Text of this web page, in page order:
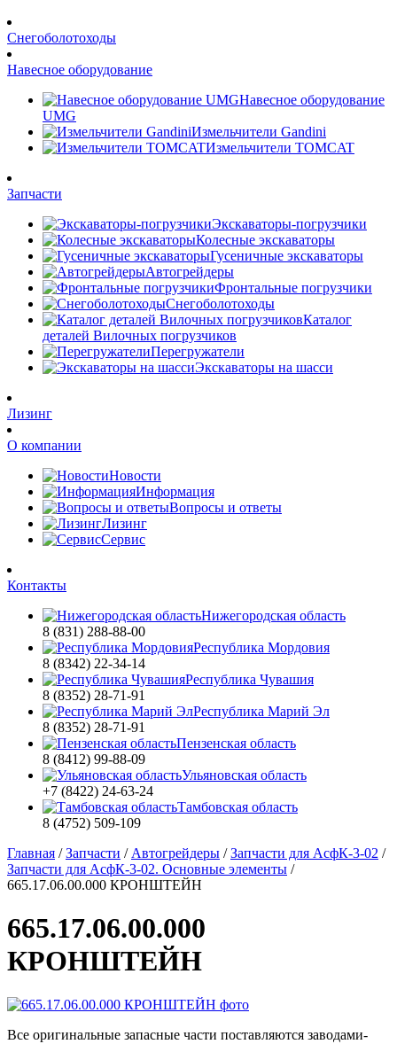
Снегоболотоходы
Навесное оборудование
Навесное оборудование
UMG
Измельчители Gandini
Измельчители TOMCAT
Запчасти
Экскаваторы-погрузчики
Колесные экскаваторы
Гусеничные экскаваторы
Автогрейдеры
Фронтальные погрузчики
Снегоболотоходы
Каталог
деталей Вилочных погрузчиков
Перегружатели
Экскаваторы на шасси
Лизинг
О компании
Новости
Информация
Вопросы и ответы
Лизинг
Сервис
Контакты
Нижегородская область
8 (831) 288-88-00
Республика Мордовия
8 (8342) 22-34-14
Республика Чувашия
8 (8352) 28-71-91
Республика Марий Эл
8 (8352) 28-71-91
Пензенская область
8 (8412) 99-88-09
Ульяновская область
+7 (8422) 24-63-24
Тамбовская область
8 (4752) 509-109
Главная /Запчасти / Автогрейдеры /Запчасти для АсфК-3-02 /
Запчасти для АсфК-3-02. Основные элементы /
665.17.06.00.000 КРОНШТЕЙН
665.17.06.00.000
КРОНШТЕЙН
Все оригинальные запасные части поставляются заводами-